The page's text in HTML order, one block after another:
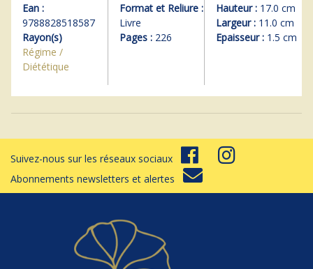
Ean :
9788828518587
Rayon(s)
Régime /
Diététique
Format et Reliure :
Livre
Pages :226
Hauteur : 17.0 cm
Largeur : 11.0 cm
Epaisseur : 1.5 cm
Suivez-nous sur les réseaux sociaux
Abonnements newsletters et alertes